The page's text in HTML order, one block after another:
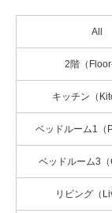
All
2階（Floor-
キッチン（
ベッドルーム1（
ベッドルーム3（
リビング（